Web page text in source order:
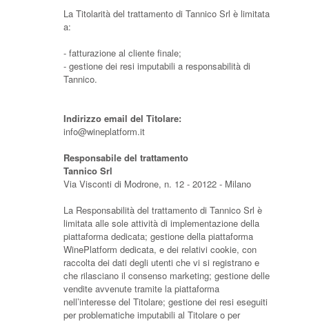
La Titolarità del trattamento di Tannico Srl è limitata
a:
- fatturazione al cliente finale;
- gestione dei resi imputabili a responsabilità di
Tannico.
Indirizzo email del Titolare:
info@wineplatform.it
Responsabile del trattamento
Tannico Srl
Via Visconti di Modrone, n. 12 - 20122 - Milano
La Responsabilità del trattamento di Tannico Srl è
limitata alle sole attività di implementazione della
piattaforma dedicata; gestione della piattaforma
WinePlatform dedicata, e dei relativi cookie, con
raccolta dei dati degli utenti che vi si registrano e
che rilasciano il consenso marketing; gestione delle
vendite avvenute tramite la piattaforma
nell’interesse del Titolare; gestione dei resi eseguiti
per problematiche imputabili al Titolare o per